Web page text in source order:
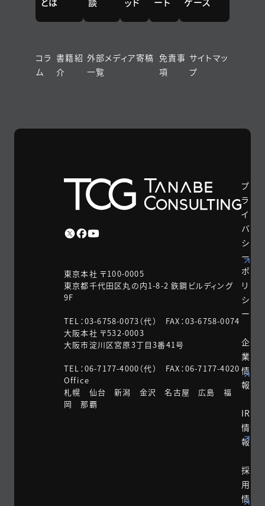
コラ
ム
書籍紹
介
外部メディア寄稿
一覧
免責事
項
サイトマッ
プ
東京本社 〒100-0005
東京都千代田区丸の内1-8-2 鉃鋼ビルディング
9F
TEL：03-6758-0073（代） FAX：03-6758-0074
大阪本社 〒532-0003
大阪市淀川区宮原3丁目3番41号
TEL：06-7177-4000（代） FAX：06-7177-4020
Office
札幌 仙台 新潟 金沢 名古屋 広島 福
岡 那覇
プ
ラ
イ
バ
シ
ー
ポ
リ
シ
ー
企
業
情
報
IR
情
報
採
用
情